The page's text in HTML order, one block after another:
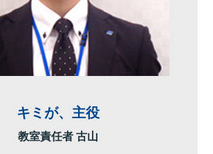
キミが、主役
教室責任者 古山